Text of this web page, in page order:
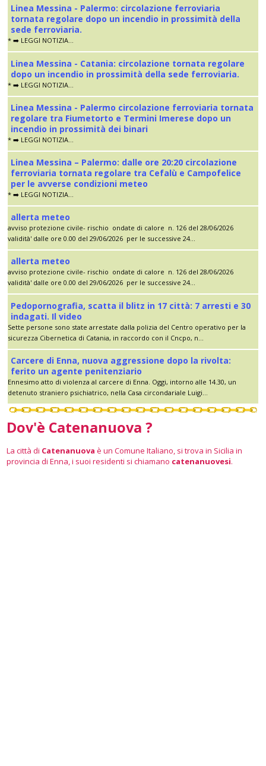
Linea Messina - Palermo: circolazione ferroviaria
tornata regolare dopo un incendio in prossimità della
sede ferroviaria.
* ➡️ LEGGI NOTIZIA...
Linea Messina - Catania: circolazione tornata regolare
dopo un incendio in prossimità della sede ferroviaria.
* ➡️ LEGGI NOTIZIA...
Linea Messina - Palermo circolazione ferroviaria tornata
regolare tra Fiumetorto e Termini Imerese dopo un
incendio in prossimità dei binari
* ➡️ LEGGI NOTIZIA...
Linea Messina – Palermo: dalle ore 20:20 circolazione
ferroviaria tornata regolare tra Cefalù e Campofelice
per le avverse condizioni meteo
* ➡️ LEGGI NOTIZIA...
allerta meteo
avviso protezione civile- rischio ondate di calore n. 126 del 28/06/2026
validità' dalle ore 0.00 del 29/06/2026 per le successive 24...
allerta meteo
avviso protezione civile- rischio ondate di calore n. 126 del 28/06/2026
validità' dalle ore 0.00 del 29/06/2026 per le successive 24...
Pedopornografia, scatta il blitz in 17 città: 7 arresti e 30
indagati. Il video
Sette persone sono state arrestate dalla polizia del Centro operativo per la
sicurezza Cibernetica di Catania, in raccordo con il Cncpo, n...
Carcere di Enna, nuova aggressione dopo la rivolta:
ferito un agente penitenziario
Ennesimo atto di violenza al carcere di Enna. Oggi, intorno alle 14.30, un
detenuto straniero psichiatrico, nella Casa circondariale Luigi...
Dov'è Catenanuova ?
La città di Catenanuova è un Comune Italiano, si trova in Sicilia in
provincia di Enna, i suoi residenti si chiamano catenanuovesi.